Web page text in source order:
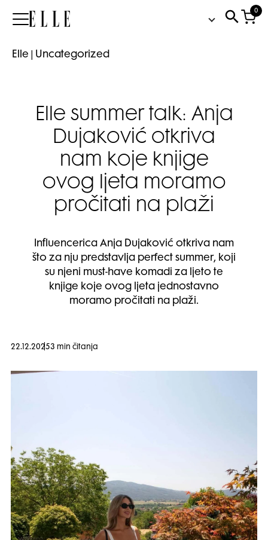
Elle
0
Elle Uncategorized
Elle summer talk: Anja
Dujaković otkriva
nam koje knjige
ovog ljeta moramo
pročitati na plaži
Influencerica Anja Dujaković otkriva nam
što za nju predstavlja perfect summer, koji
su njeni must-have komadi za ljeto te
knjige koje ovog ljeta jednostavno
moramo pročitati na plaži.
22.12.20253 min čitanja